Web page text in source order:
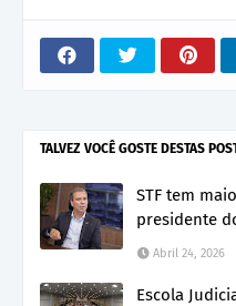
TALVEZ VOCÊ GOSTE DESTAS
STF tem
presidente
Abril 24, 2026
Escola